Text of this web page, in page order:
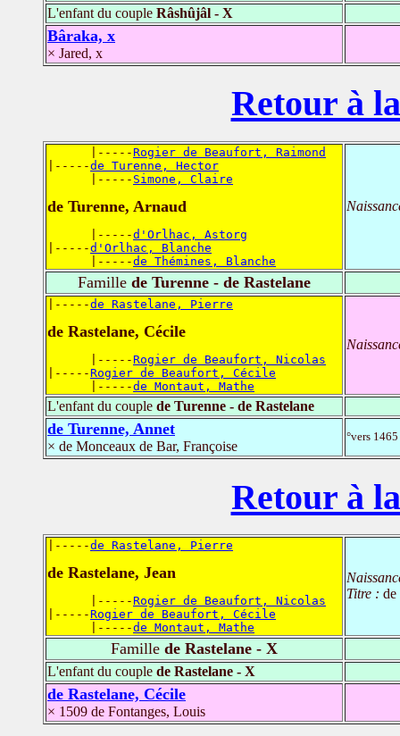
L'enfant du couple Râshûjâl - X
Bâraka, x
× Jared, x
Retour à
      |-----
Rogier de Beaufort, Raimond
|-----de Turenne, Hector
      |-----
Simone, Claire
de Turenne, Arnaud
      |-----
d'Orlhac, Astorg
|-----d'Orlhac, Blanche
      |-----
de Thémines, Blanche
Famille de Turenne - de Rastelane
|-----de Rastelane, Pierre
de Rastelane, Cécile
      |-----
Rogier de Beaufort, Nicolas
|-----Rogier de Beaufort, Cécile
      |-----
de Montaut, Mathe
L'enfant du couple de Turenne - de Rastelane
de Turenne, Annet
× de Monceaux de Bar, Françoise
°vers
Retour à
|-----de Rastelane, Pierre
de Rastelane, Jean
      |-----
Rogier de Beaufort, Nicolas
|-----Rogier de Beaufort, Cécile
      |-----
de Montaut, Mathe
Titre : de
Famille de Rastelane - X
L'enfant du couple de Rastelane - X
de Rastelane, Cécile
× 1509 de Fontanges, Louis